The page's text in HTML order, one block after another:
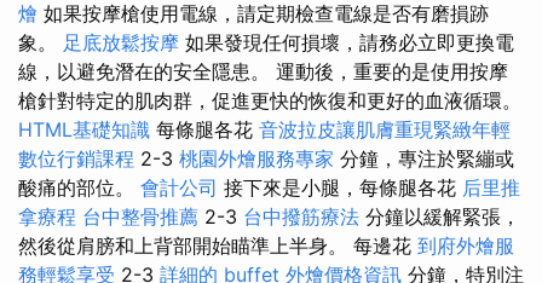
燴 如果按摩槍使用電線，請定期檢查電線是否有磨損跡
象。 足底放鬆按摩 如果發現任何損壞，請務必立即更換電
線，以避免潛在的安全隱患。 運動後，重要的是使用按摩
槍針對特定的肌肉群，促進更快的恢復和更好的血液循環。
HTML基礎知識 每條腿各花 音波拉皮讓肌膚重現緊緻年輕
數位行銷課程 2-3 桃園外燴服務專家 分鐘，專注於緊繃或
酸痛的部位。 會計公司 接下來是小腿，每條腿各花 后里推
拿療程 台中整骨推薦 2-3 台中撥筋療法 分鐘以緩解緊張，
然後從肩膀和上背部開始瞄準上半身。 每邊花 到府外燴服
務輕鬆享受 2-3 詳細的 buffet 外燴價格資訊 分鐘，特別注